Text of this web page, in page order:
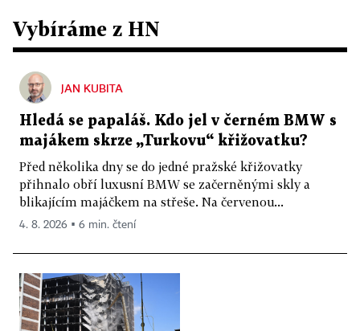
Vybíráme z HN
JAN KUBITA
Hledá se papaláš. Kdo jel v černém BMW s
majákem skrze „Turkovu“ křižovatku?
Před několika dny se do jedné pražské křižovatky
přihnalo obří luxusní BMW se začerněnými skly a
blikajícím majáčkem na střeše. Na červenou...
4. 8. 2026 ▪ 6 min. čtení